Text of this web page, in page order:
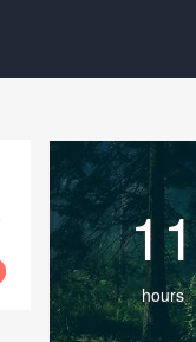
11
hours